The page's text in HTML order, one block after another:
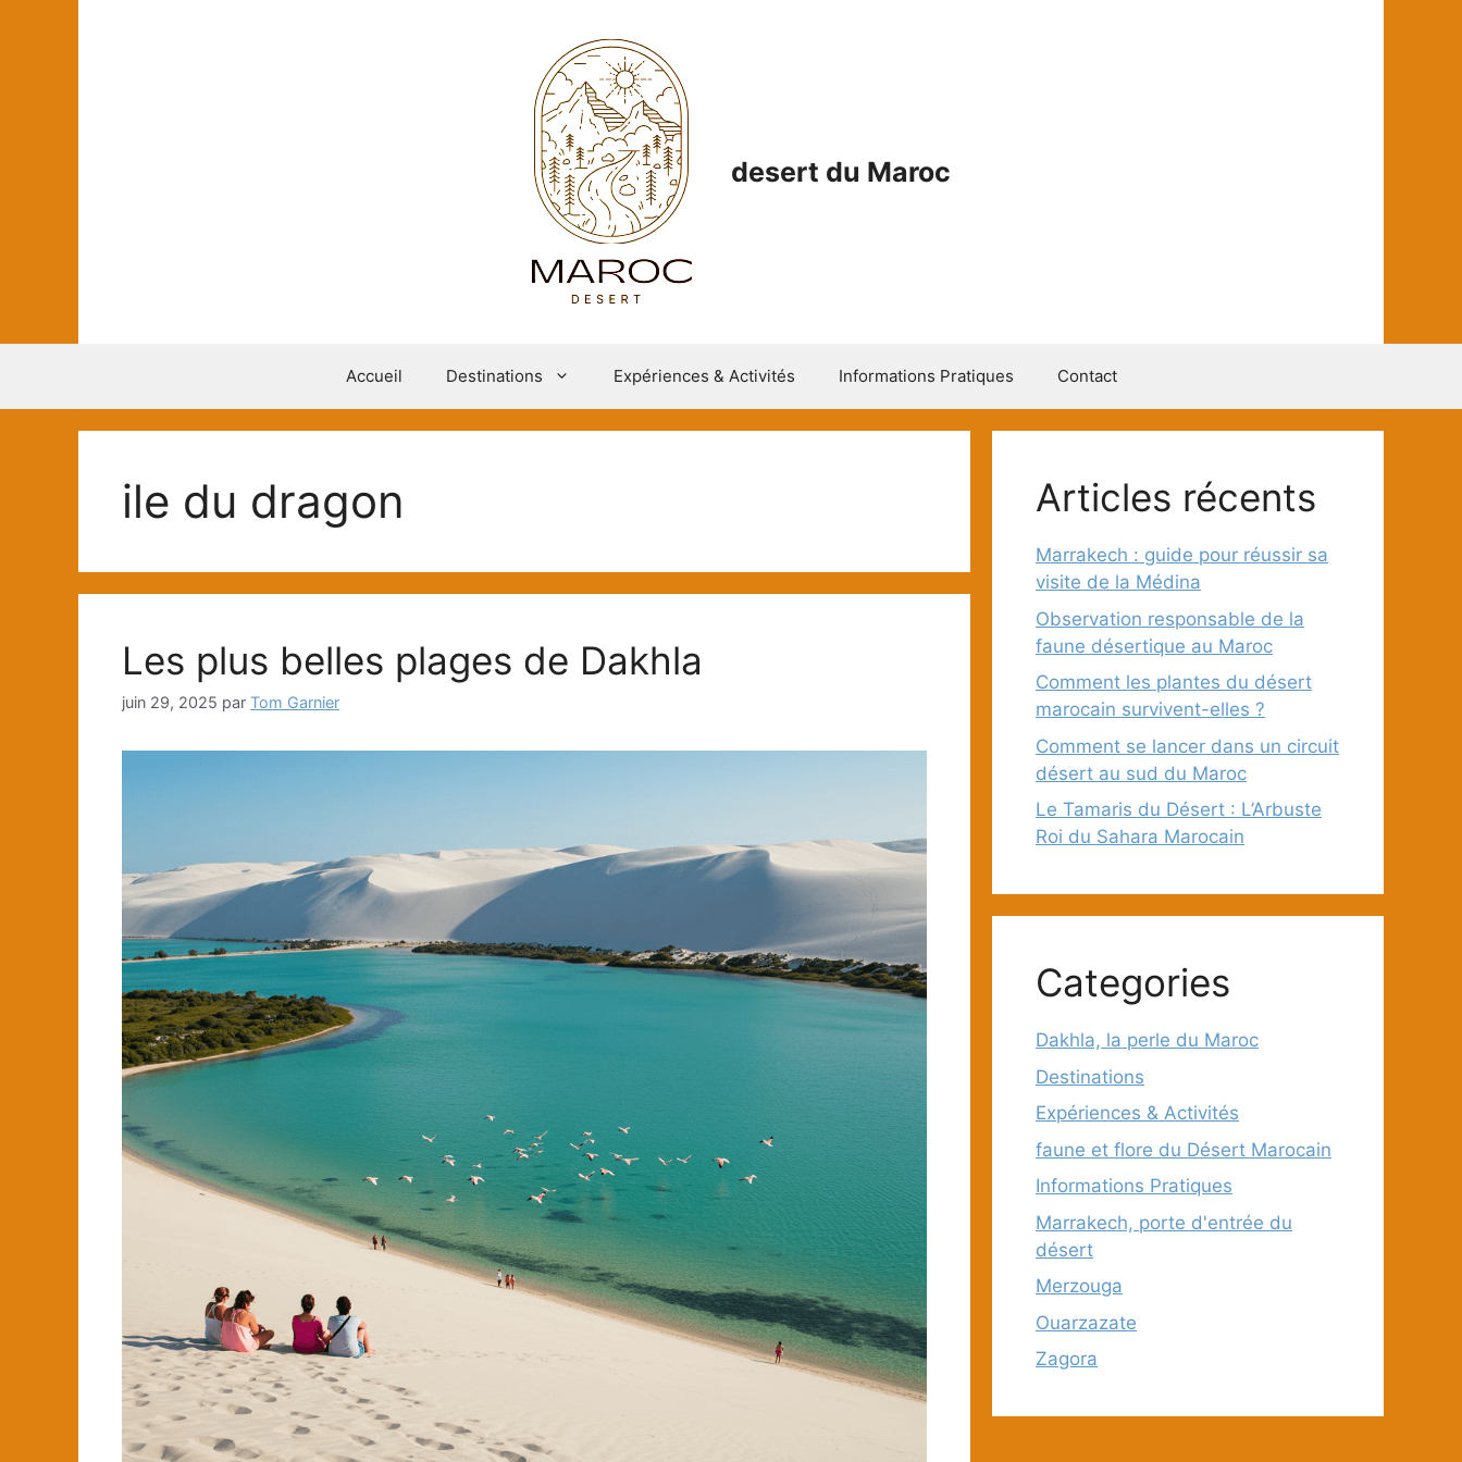
desert du Maroc
Accueil Destinations Expériences & Activités Informations Pratiques Contact
ile du dragon
Les plus belles plages de Dakhla
juin 29, 2025 par Tom Garnier
Articles récents
Marrakech : guide pour réussir sa
visite de la Médina
Observation responsable de la
faune désertique au Maroc
Comment les plantes du désert
marocain survivent-elles ?
Comment se lancer dans un circuit
désert au sud du Maroc
Le Tamaris du Désert : L’Arbuste
Roi du Sahara Marocain
Categories
Dakhla, la perle du Maroc
Destinations
Expériences & Activités
faune et flore du Désert Marocain
Informations Pratiques
Marrakech, porte d'entrée du
désert
Merzouga
Ouarzazate
Zagora